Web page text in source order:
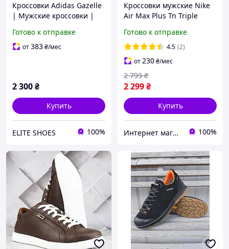
Кроссовки Adіdas Gazelle
| Мужские кроссовки |
осень
Готово к отправке
от383₴/мес
2 300₴
Купить
ELITE SHOES 100%
Кроссовки мужские Nike
Air Max Plus Tn Triple
аир макс тн
Готово к отправке
4.5 (2)
от230₴/мес
2 299₴
2 799 ₴
Купить
Интернет магазин soulmarket 100%